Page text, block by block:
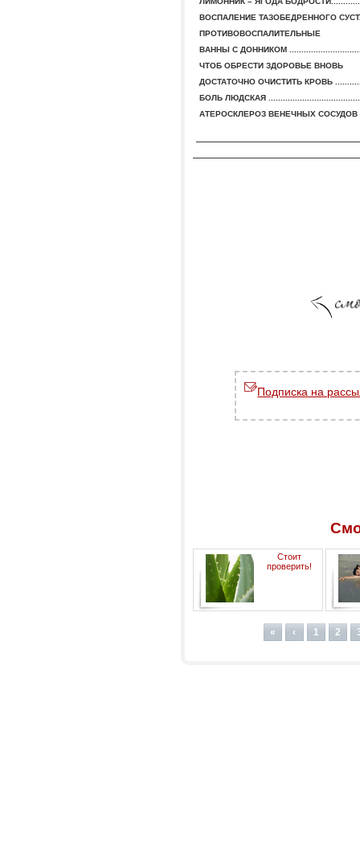
ВОСПАЛЕНИЕ ТАЗОБЕДРЕННОГО
ПРОТИВОВОСПАЛИТЕЛЬНЫЕ
ВАННЫ С ДОННИКОМ
ЧТОБ ОБРЕСТИ ЗДОРОВЬЕ ВНОВЬ
ДОСТАТОЧНО ОЧИСТИТЬ КРОВЬ
БОЛЬ ЛЮДСКАЯ
АТЕРОСКЛЕРОЗ ВЕНЕЧНЫХ СОСУДОВ
Подписка на
Стоит
проверить!
« ‹ 1 2